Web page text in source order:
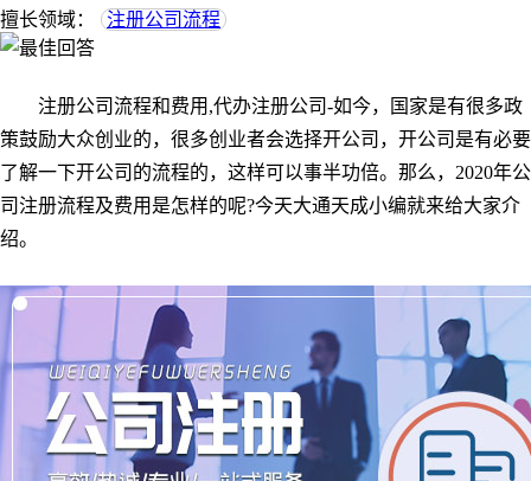
擅长领域： 注册公司流程
注册公司流程和费用,代办注册公司-如今，国家是有很多政
策鼓励大众创业的，很多创业者会选择开公司，开公司是有必要
了解一下开公司的流程的，这样可以事半功倍。那么，2020年公
司注册流程及费用是怎样的呢?今天大通天成小编就来给大家介
绍。